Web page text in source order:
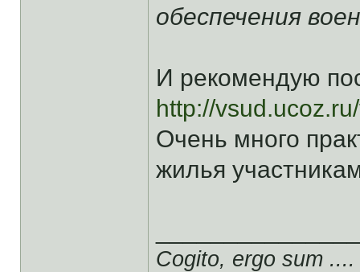
обеспечения
И рекомендую
http://
Очень много
жилья
Cogito, ergo sum ....